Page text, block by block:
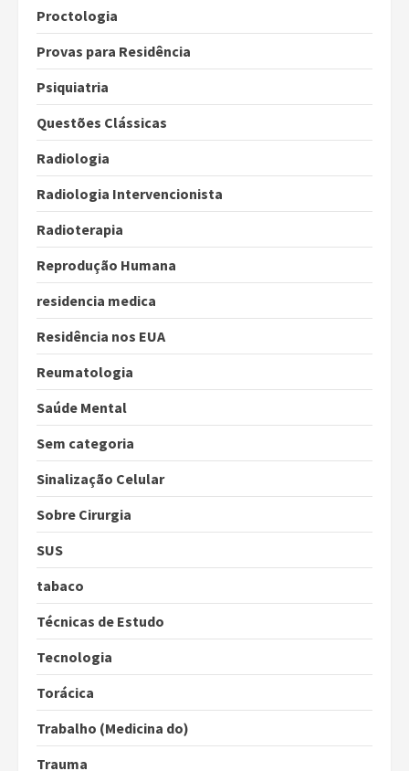
Proctologia
Provas para Residência
Psiquiatria
Questões Clássicas
Radiologia
Radiologia Intervencionista
Radioterapia
Reprodução Humana
residencia medica
Residência nos EUA
Reumatologia
Saúde Mental
Sem categoria
Sinalização Celular
Sobre Cirurgia
SUS
tabaco
Técnicas de Estudo
Tecnologia
Torácica
Trabalho (Medicina do)
Trauma